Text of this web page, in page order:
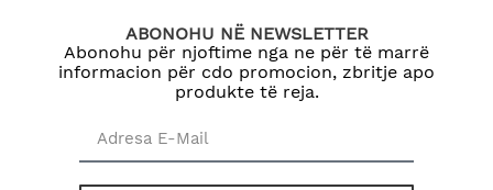
ABONOHU NË NEWSLETTER
Abonohu për njoftime nga ne për të marrë
informacion për cdo promocion, zbritje apo
produkte të reja.